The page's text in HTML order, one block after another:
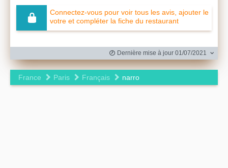
Connectez-vous pour voir tous les avis, ajouter le
votre et compléter la fiche du restaurant
Dernière mise à jour 01/07/2021
France Paris Français narro